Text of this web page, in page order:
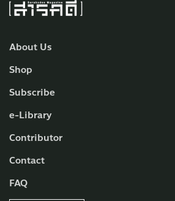
About Us
Shop
Subscribe
e-Library
Contributor
Contact
FAQ